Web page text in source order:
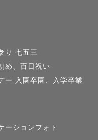
＝＝＝撮
前撮り・
お宮参り
人生の大
おふたり
り 七五三
め、百日祝い
ー
入園卒園、入学卒業
ーションフォト